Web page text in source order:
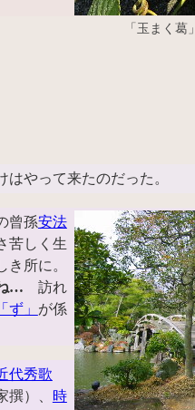
「玉まく
やって来たのだった。
曾孫安法
苦しく生
所に。
… 訪れ
ず」 が係
代秀歌
撰）、 時